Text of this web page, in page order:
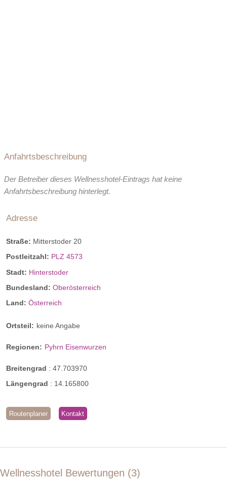
Anfahrtsbeschreibung
Der Betreiber dieses Wellnesshotel-Eintrags hat keine
Anfahrtsbeschreibung hinterlegt.
Adresse
Straße: Mitterstoder 20
Postleitzahl: PLZ 4573
Stadt: Hinterstoder
Bundesland: Oberösterreich
Land: Österreich
Ortsteil: keine Angabe
Regionen: Pyhrn Eisenwurzen
Breitengrad : 47.703970
Längengrad : 14.165800
Routenplaner Kontakt
Wellnesshotel Bewertungen 3